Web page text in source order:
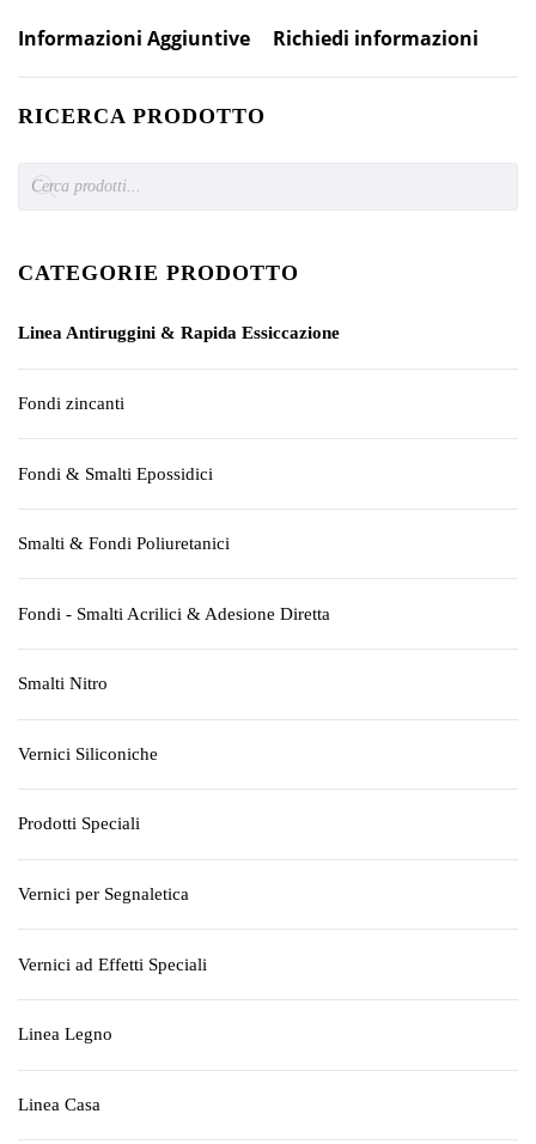
Informazioni Aggiuntive Richiedi informazioni
RICERCA PRODOTTO
search
CATEGORIE PRODOTTO
Linea Antiruggini & Rapida Essiccazione
Fondi zincanti
Fondi & Smalti Epossidici
Smalti & Fondi Poliuretanici
Fondi - Smalti Acrilici & Adesione Diretta
Smalti Nitro
Vernici Siliconiche
Prodotti Speciali
Vernici per Segnaletica
Vernici ad Effetti Speciali
Linea Legno
Linea Casa